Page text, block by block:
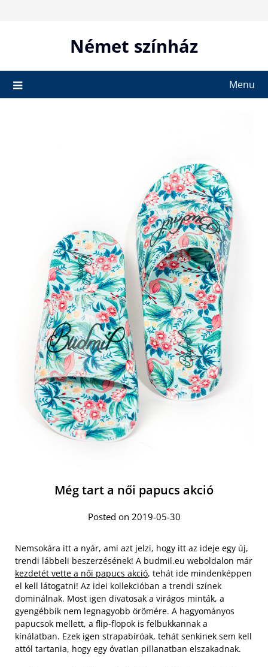
Német színház
Menu
Még tart a női papucs akció
Posted on 2019-05-30
Nemsokára itt a nyár, ami azt jelzi, hogy itt az ideje egy új,
trendi lábbeli beszerzésének! A budmil.eu weboldalon már
kezdetét vette a női papucs akció, tehát ide mindenképpen
el kell látogatni! Az idei kollekcióban a trendi színek
dominálnak. Most igen divatosak a virágos minták, a
gyengébbik nem legnagyobb örömére. A hagyományos
papucsok mellett, a flip-flopok is felbukkannak a
kínálatban. Ezek igen strapabíróak, tehát senkinek sem kell
attól tartania, hogy egy óvatlan pillanatban elszakadnak.